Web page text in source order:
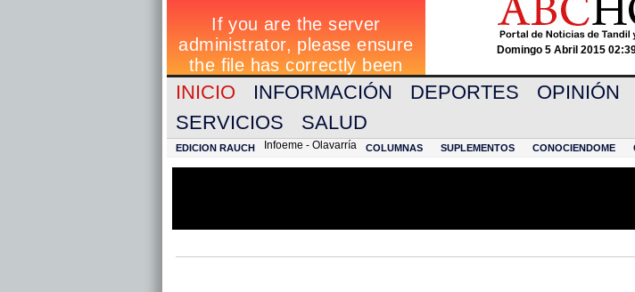
Domingo 5 Abril 2015 02:39
INICIO INFORMACIÓN DEPORTES OPINIÓN
SERVICIOS
SALUD
EDICION RAUCH Infoeme - Olavarría COLUMNAS SUPLEMENTOS CONOCIENDOME